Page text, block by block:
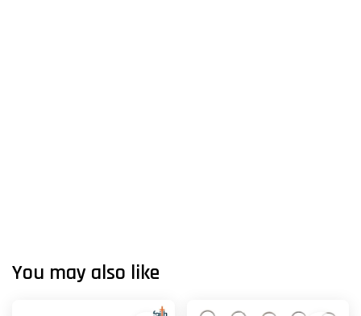
You may also like